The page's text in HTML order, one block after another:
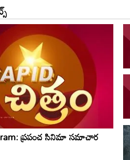
ప్రపంచ సినిమా సమాచార